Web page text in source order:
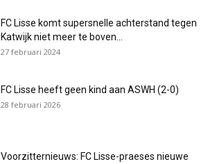
FC Lisse komt supersnelle achterstand tegen
Katwijk niet meer te boven...
27 februari 2024
FC Lisse heeft geen kind aan ASWH (2-0)
28 februari 2026
Voorzitternieuws: FC Lisse-praeses nieuwe